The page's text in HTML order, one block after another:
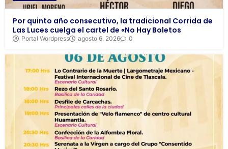
Por quinto año consecutivo, la tradicional Corrida de
Las Luces cuelga el cartel de «No Hay Boletos
Portal Wordpress agosto 6, 2026 0